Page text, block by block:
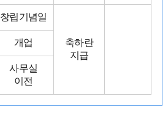
창립기념일
축하란
지급
개업
사무실
이전